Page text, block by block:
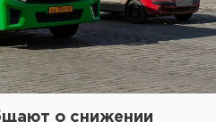
о снижении